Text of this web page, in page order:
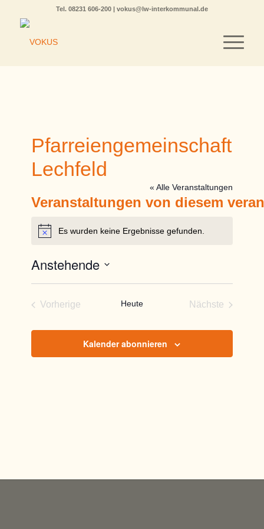
Tel. 08231 606-200 | vokus@lw-interkommunal.de
Pfarreiengemeinschaft
Lechfeld
« Alle Veranstaltungen
Veranstaltungen von diesem
HinweisEs wurden keine Ergebnisse gefunden.
Anstehende
Vorherige
Heute
Nächste
Kalender abonnieren